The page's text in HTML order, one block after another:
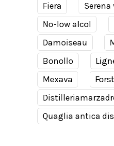
Fiera
Serena
No-low alcol
Damoiseau
Bonollo
Mexava
Forst
Quaglia antica